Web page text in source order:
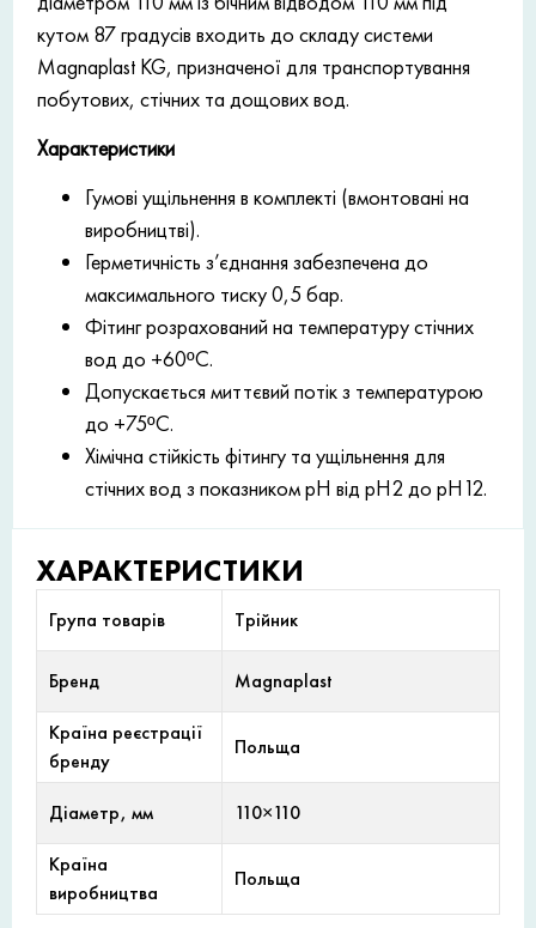
кутом 87 градусів входить до складу системи
Magnaplast KG, призначеної для транспортування
побутових, стічних та дощових вод.
Характеристики
Гумові ущільнення в комплекті (вмонтовані на
виробництві).
Герметичність з’єднання забезпечена до
максимального тиску 0,5 бар.
Фітинг розрахований на температуру стічних
вод до +60ºC.
Допускається миттєвий потік з температурою
до +75ºC.
Хімічна стійкість фітингу та ущільнення для
стічних вод з показником рН від рН2 до рН12.
ХАРАКТЕРИСТИКИ
Група товарів Трійник
Бренд Magnaplast
Країна реєстрації
бренду
Польща
Діаметр, мм 110×110
Країна
виробництва
Польща